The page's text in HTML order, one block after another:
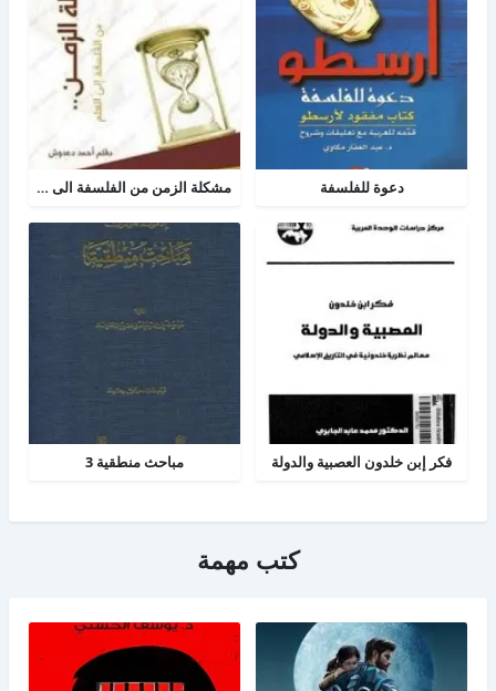
دعوة للفلسفة مشكلة الزمن من الفلسفة الى العلم
فكر إبن خلدون العصبية والدولة مباحث منطقية 3
كتب مهمة